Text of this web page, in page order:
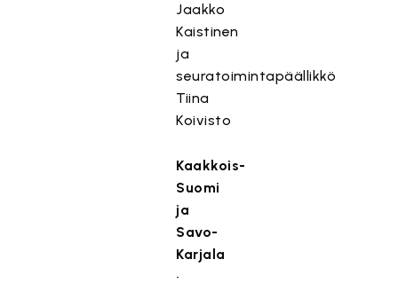
Jaakko
Kaistinen
ja
seuratoimintapäällikkö
Tiina
Koivisto
Kaakkois-
Suomi
ja
Savo-
Karjala
•